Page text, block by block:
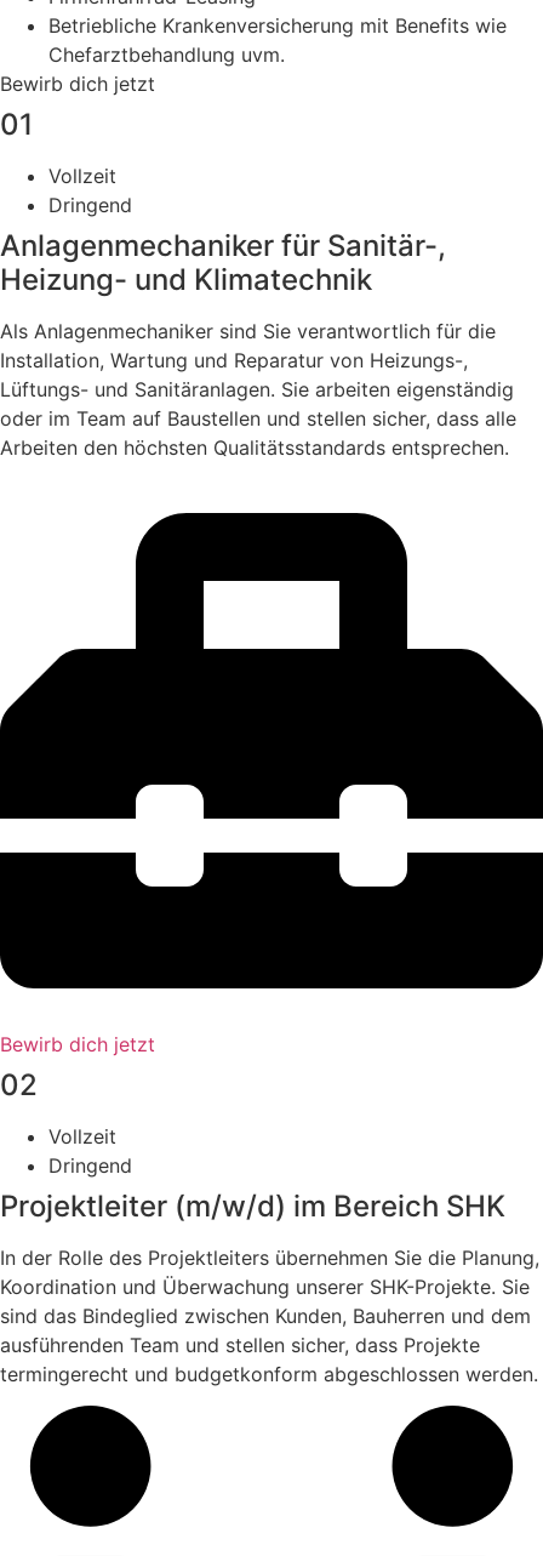
Betriebliche Krankenversicherung mit Benefits wie
Chefarztbehandlung uvm.
Bewirb dich jetzt
01
Vollzeit
Dringend
Anlagenmechaniker für Sanitär-,
Heizung- und Klimatechnik
Als Anlagenmechaniker sind Sie verantwortlich für die
Installation, Wartung und Reparatur von Heizungs-,
Lüftungs- und Sanitäranlagen. Sie arbeiten eigenständig
oder im Team auf Baustellen und stellen sicher, dass alle
Arbeiten den höchsten Qualitätsstandards entsprechen.
Bewirb dich jetzt
02
Vollzeit
Dringend
Projektleiter (m/w/d) im Bereich SHK
In der Rolle des Projektleiters übernehmen Sie die Planung,
Koordination und Überwachung unserer SHK-Projekte. Sie
sind das Bindeglied zwischen Kunden, Bauherren und dem
ausführenden Team und stellen sicher, dass Projekte
termingerecht und budgetkonform abgeschlossen werden.